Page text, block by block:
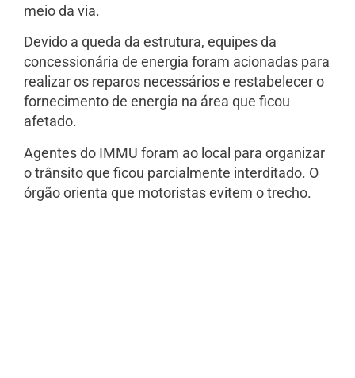
meio da via.
Devido a queda da estrutura, equipes da
concessionária de energia foram acionadas para
realizar os reparos necessários e restabelecer o
fornecimento de energia na área que ficou
afetado.
Agentes do IMMU foram ao local para organizar
o trânsito que ficou parcialmente interditado. O
órgão orienta que motoristas evitem o trecho.